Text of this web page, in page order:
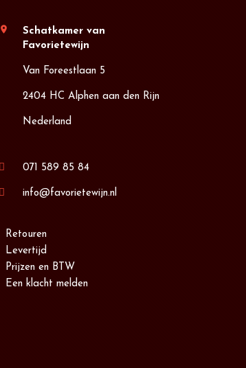
location_on
Schatkamer van
Favorietewijn
Van Foreestlaan 5
2404 HC Alphen aan den Rijn
Nederland
071 589 85 84
info@favorietewijn.nl
Retouren
Levertijd
Prijzen en BTW
Een klacht melden